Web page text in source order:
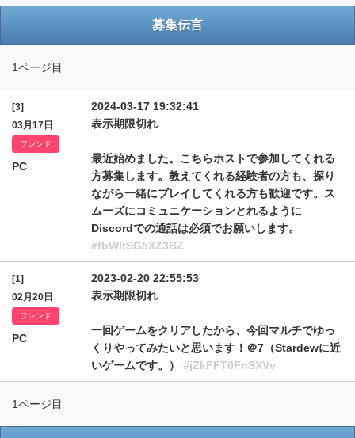
募集伝言
1ページ目
[3]
03月17日
フレンド
PC
2024-03-17 19:32:41
表示期限切れ
最近始めました。こちらホストで参加してくれる
方募集します。教えてくれる経験者の方も、探り
ながら一緒にプレイしてくれる方も歓迎です。ス
ムーズにコミュニケーションとれるように
Discordでの通話は必須でお願いします。
#fbWltSG5XZ3BZ
[1]
02月20日
フレンド
PC
2023-02-20 22:55:53
表示期限切れ
一回ゲームをクリアしたから、今回マルチでゆっ
くりやってみたいと思います！＠7（Stardewに近
いゲームです。） #jZkFFT0FnSXVv
1ページ目